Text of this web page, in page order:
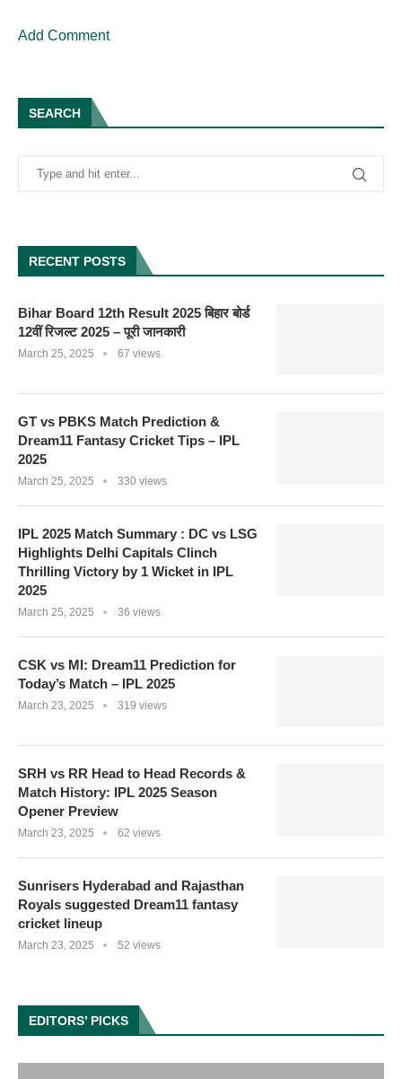
Add Comment
SEARCH
RECENT POSTS
Bihar Board 12th Result 2025 बिहार बोर्ड
12वीं रिजल्ट 2025 – पूरी जानकारी
March 25, 2025 67 views
GT vs PBKS Match Prediction &
Dream11 Fantasy Cricket Tips – IPL
2025
March 25, 2025 330 views
IPL 2025 Match Summary : DC vs LSG
Highlights Delhi Capitals Clinch
Thrilling Victory by 1 Wicket in IPL
2025
March 25, 2025 36 views
CSK vs MI: Dream11 Prediction for
Today’s Match – IPL 2025
March 23, 2025 319 views
SRH vs RR Head to Head Records &
Match History: IPL 2025 Season
Opener Preview
March 23, 2025 62 views
Sunrisers Hyderabad and Rajasthan
Royals suggested Dream11 fantasy
cricket lineup
March 23, 2025 52 views
EDITORS’ PICKS